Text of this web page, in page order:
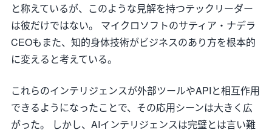
と称えているが、このような見解を持つテックリーダー
は彼だけではない。 マイクロソフトのサティア・ナデラ
CEOもまた、知的身体技術がビジネスのあり方を根本的
に変えると考えている。
これらのインテリジェンスが外部ツールやAPIと相互作用
できるようになったことで、その応用シーンは大きく広
がった。 しかし、AIインテリジェンスは完璧とは言い難